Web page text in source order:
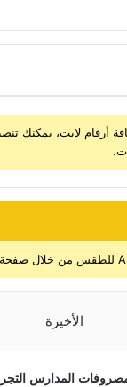
أرقام لايت، يمكنك
الأخيرة
المدارس